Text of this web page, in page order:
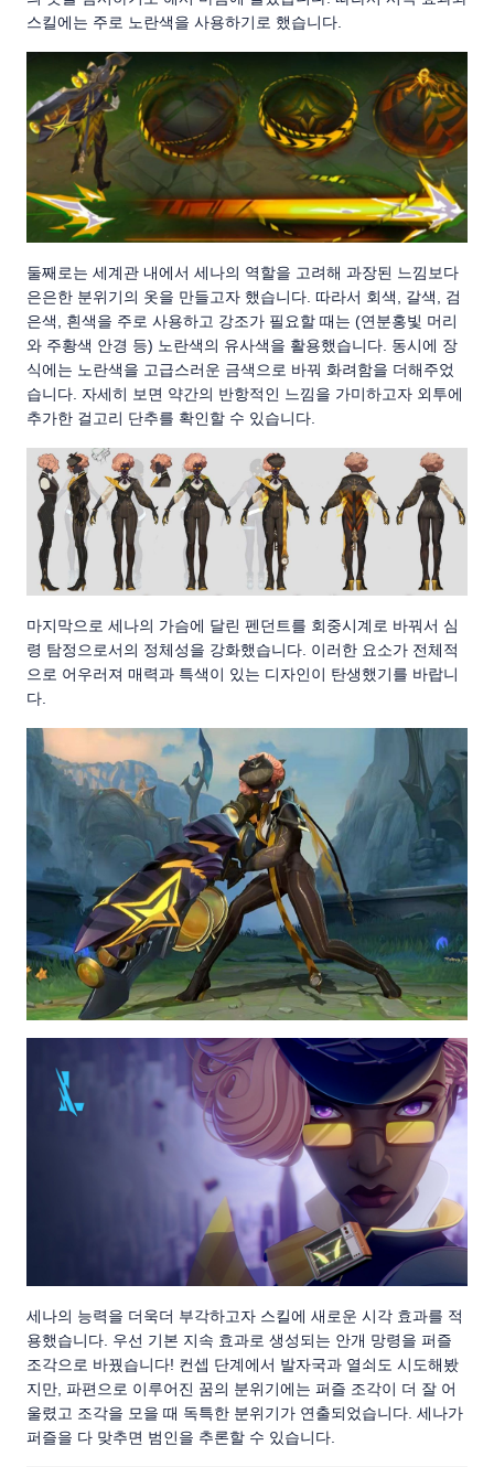
스킬에는 주로 노란색을 사용하기로 했습니다.
둘째로는 세계관 내에서 세나의 역할을 고려해 과장된 느낌보다
은은한 분위기의 옷을 만들고자 했습니다. 따라서 회색, 갈색, 검
은색, 흰색을 주로 사용하고 강조가 필요할 때는 (연분홍빛 머리
와 주황색 안경 등) 노란색의 유사색을 활용했습니다. 동시에 장
식에는 노란색을 고급스러운 금색으로 바꿔 화려함을 더해주었
습니다. 자세히 보면 약간의 반항적인 느낌을 가미하고자 외투에
추가한 걸고리 단추를 확인할 수 있습니다.
마지막으로 세나의 가슴에 달린 펜던트를 회중시계로 바꿔서 심
령 탐정으로서의 정체성을 강화했습니다. 이러한 요소가 전체적
으로 어우러져 매력과 특색이 있는 디자인이 탄생했기를 바랍니
다.
세나의 능력을 더욱더 부각하고자 스킬에 새로운 시각 효과를 적
용했습니다. 우선 기본 지속 효과로 생성되는 안개 망령을 퍼즐
조각으로 바꿨습니다! 컨셉 단계에서 발자국과 열쇠도 시도해봤
지만, 파편으로 이루어진 꿈의 분위기에는 퍼즐 조각이 더 잘 어
울렸고 조각을 모을 때 독특한 분위기가 연출되었습니다. 세나가
퍼즐을 다 맞추면 범인을 추론할 수 있습니다.